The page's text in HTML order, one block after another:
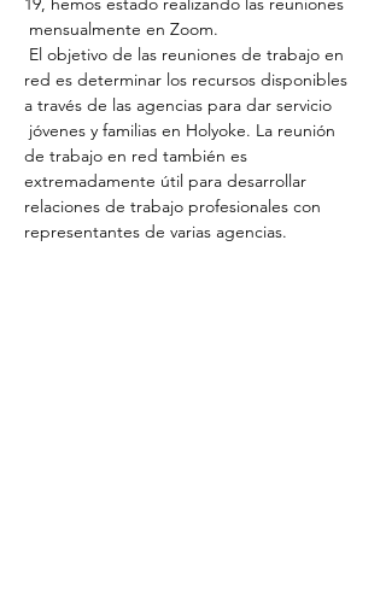
mensualmente en Zoom.
red es determinar los recursos disponibles
a través de las agencias para dar servicio
de trabajo en red también es
extremadamente útil para desarrollar
relaciones de trabajo profesionales con
representantes de varias agencias.